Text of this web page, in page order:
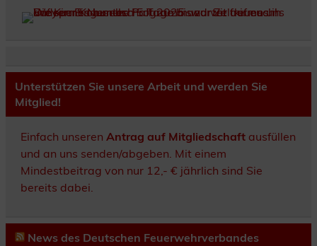
Unterstützen Sie unsere Arbeit und werden Sie
Mitglied!
Einfach unseren Antrag auf Mitgliedschaftausfüllen
und an uns senden/abgeben. Mit einem
Mindestbeitrag von nur 12,- € jährlich sind Sie
bereits dabei.
News des Deutschen Feuerwehrverbandes